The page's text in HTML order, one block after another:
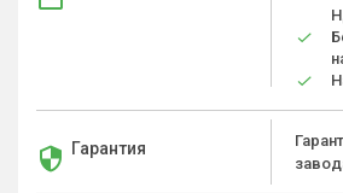
Гарантия